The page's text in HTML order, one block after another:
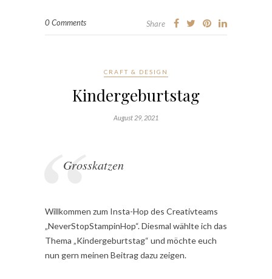
0 Comments Share
CRAFT & DESIGN
Kindergeburtstag
August 29, 2021
Grosskatzen
Willkommen zum Insta-Hop des Creativteams
„NeverStopStampinHop“. Diesmal wählte ich das
Thema „Kindergeburtstag“ und möchte euch
nun gern meinen Beitrag dazu zeigen.